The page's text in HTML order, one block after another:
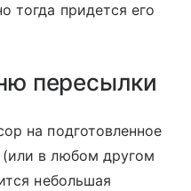
тогда придется его
пересылки
на подготовленное
в любом другом
небольшая